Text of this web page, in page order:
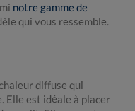
notre gamme de
qui vous ressemble.
diffuse qui
Elle est idéale à placer